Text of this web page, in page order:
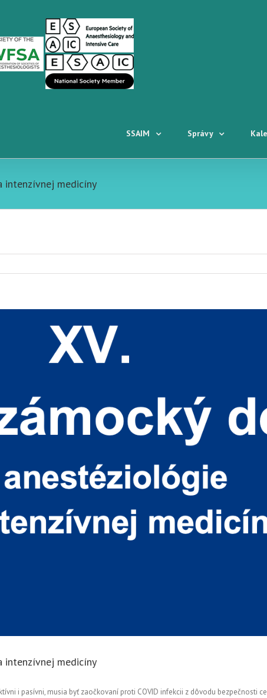
SSAIM Správy
intenzívnej medicíny
intenzívnej medicíny
i pasívni, musia byť zaočkovaní proti COVID infekcii z dôvodu bezpečnosti